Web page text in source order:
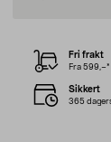
Fri frakt
Fra 599,–*
Sikkert
365